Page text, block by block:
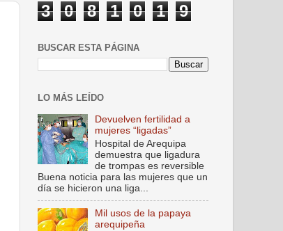
3 0 8 1 0 1 9
BUSCAR ESTA PÁGINA
LO MÁS LEÍDO
Devuelven fertilidad a
mujeres “ligadas”
Hospital de Arequipa
demuestra que ligadura
de trompas es reversible
Buena noticia para las mujeres que un
día se hicieron una liga...
Mil usos de la papaya
arequipeña